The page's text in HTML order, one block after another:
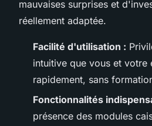
mauvaises surprises et
réellement adaptée.
Facilité d'utilisation :
intuitive que vous et votre
rapidement, sans
Fonctionnalités
présence des modules